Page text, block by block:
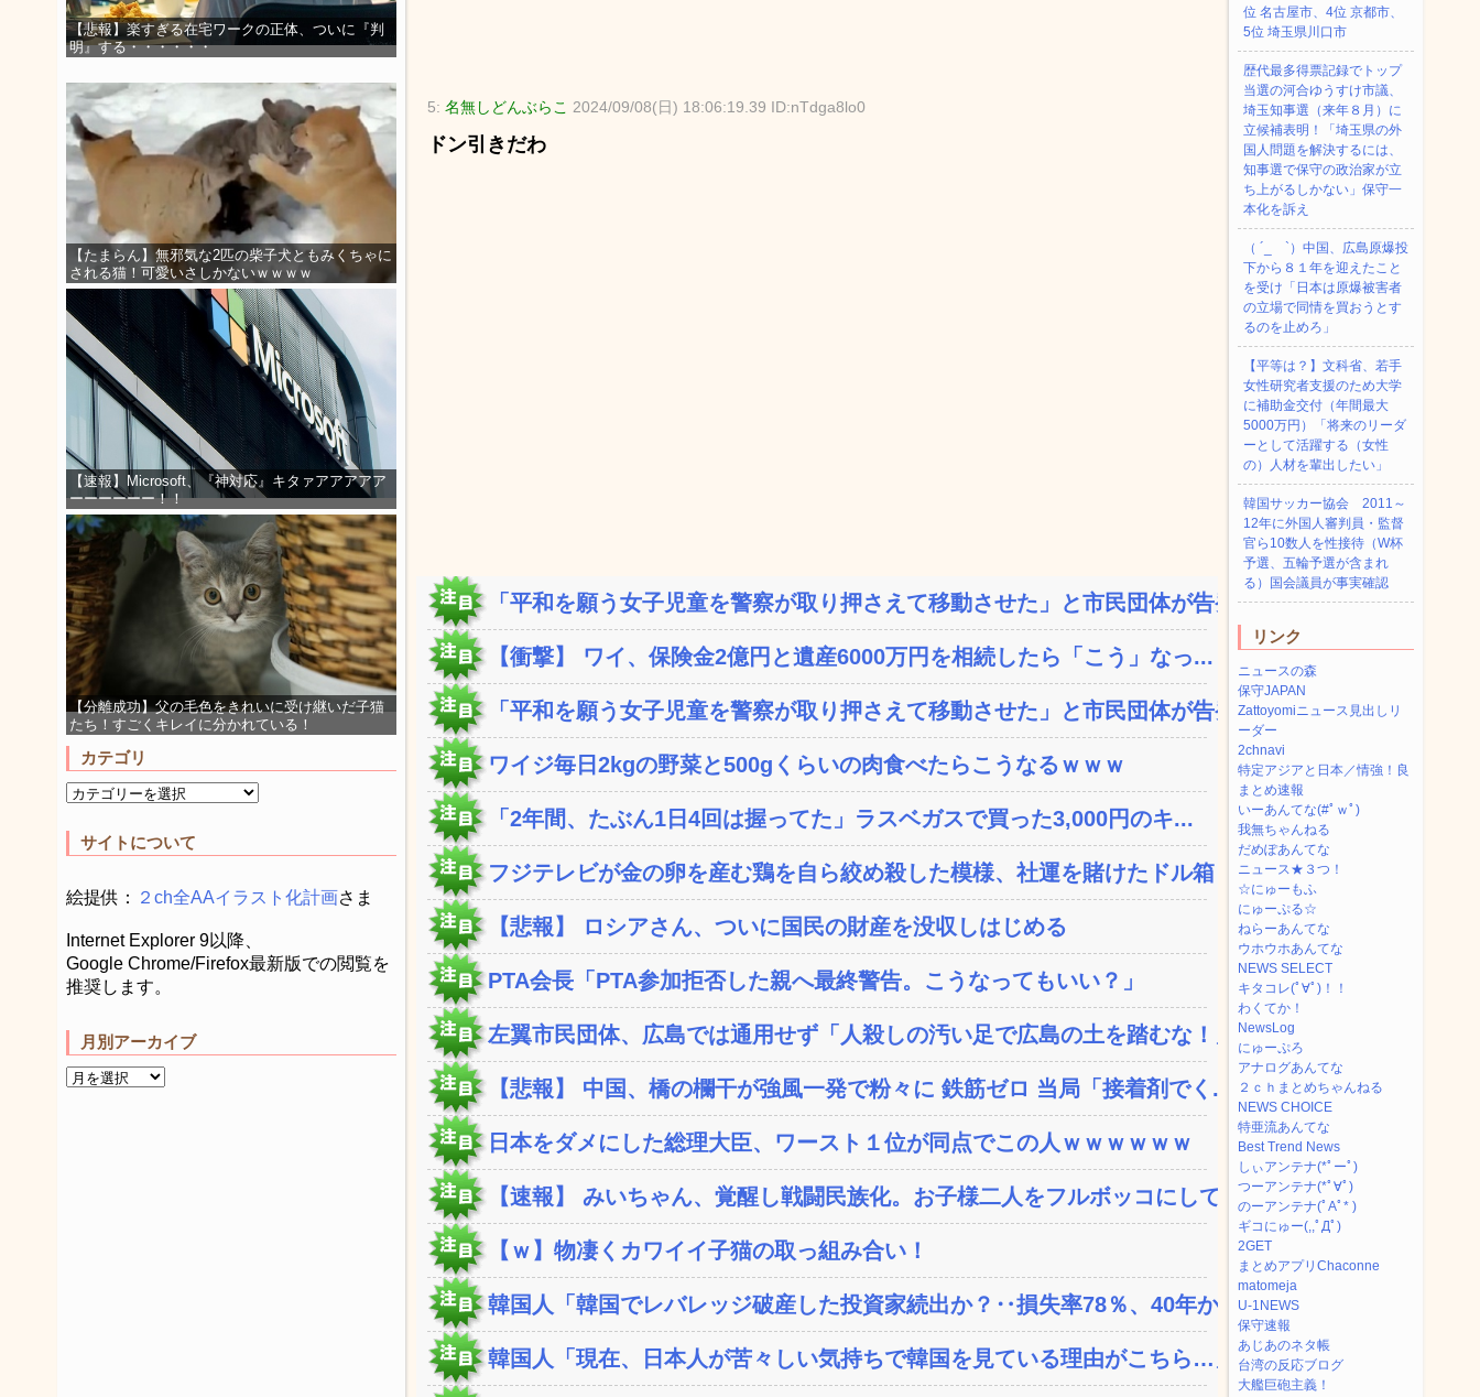
【悲報】楽すぎる在宅ワークの正体、ついに『判
明』する・・・・・・
【たまらん】無邪気な2匹の柴子犬ともみくちゃに
される猫！可愛いさしかないｗｗｗｗ
【速報】Microsoft、『神対応』キタァアアアアア
ーーーーーー！！
【分離成功】父の毛色をきれいに受け継いだ子猫
たち！すごくキレイに分かれている！
カテゴリ
サイトについて
絵提供： ２ch全AAイラスト化計画さま
Internet Explorer 9以降、
Google Chrome/Firefox最新版での閲覧を
推奨します。
月別アーカイブ
5: 名無しどんぶらこ 2024/09/08(日) 18:06:19.39 ID:nTdga8lo0
ドン引きだわ
「平和を願う女子児童を警察が取り押さえて移動させた」と市民団体が告発、...
【衝撃】 ワイ、保険金2億円と遺産6000万円を相続したら「こう」なっ...
「平和を願う女子児童を警察が取り押さえて移動させた」と市民団体が告発、...
ワイジ毎日2kgの野菜と500gくらいの肉食べたらこうなるｗｗｗ
「2年間、たぶん1日4回は握ってた」ラスベガスで買った3,000円のキ...
フジテレビが金の卵を産む鶏を自ら絞め殺した模様、社運を賭けたドル箱コン...
【悲報】 ロシアさん、ついに国民の財産を没収しはじめる
PTA会長「PTA参加拒否した親へ最終警告。こうなってもいい？」
左翼市民団体、広島では通用せず「人殺しの汚い足で広島の土を踏むな！」→...
【悲報】 中国、橋の欄干が強風一発で粉々に 鉄筋ゼロ 当局「接着剤でく...
日本をダメにした総理大臣、ワースト１位が同点でこの人ｗｗｗｗｗｗ
【速報】 みいちゃん、覚醒し戦闘民族化。お子様二人をフルボッコにしてし...
【ｗ】物凄くカワイイ子猫の取っ組み合い！
韓国人「韓国でレバレッジ破産した投資家続出か？‥損失率78％、40年か...
韓国人「現在、日本人が苦々しい気持ちで韓国を見ている理由がこちら…」→...
位 名古屋市、4位 京都市、
5位 埼玉県川口市
歴代最多得票記録でトップ
当選の河合ゆうすけ市議、
埼玉知事選（来年８月）に
立候補表明！「埼玉県の外
国人問題を解決するには、
知事選で保守の政治家が立
ち上がるしかない」保守一
本化を訴え
（ ´_ゝ`）中国、広島原爆投
下から８１年を迎えたこと
を受け「日本は原爆被害者
の立場で同情を買おうとす
るのを止めろ」
【平等は？】文科省、若手
女性研究者支援のため大学
に補助金交付（年間最大
5000万円）「将来のリーダ
ーとして活躍する（女性
の）人材を輩出したい」
韓国サッカー協会 2011～
12年に外国人審判員・監督
官ら10数人を性接待（W杯
予選、五輪予選が含まれ
る）国会議員が事実確認
リンク
ニュースの森
保守JAPAN
Zattoyomiニュース見出しリ
ーダー
2chnavi
特定アジアと日本／情強！良
まとめ速報
いーあんてな(#ﾟｗﾟ)
我無ちゃんねる
だめぽあんてな
ニュース★３つ！
☆にゅーもふ
にゅーぷる☆
ねらーあんてな
ウホウホあんてな
NEWS SELECT
キタコレ(ﾟ∀ﾟ)！！
わくてか！
NewsLog
にゅーぷろ
アナログあんてな
２ｃｈまとめちゃんねる
NEWS CHOICE
特亜流あんてな
Best Trend News
しぃアンテナ(*ﾟーﾟ)
つーアンテナ(*ﾟ∀ﾟ)
のーアンテナ(ﾟAﾟ* )
ギコにゅー(,,ﾟДﾟ)
2GET
まとめアプリChaconne
matomeja
U-1NEWS
保守速報
あじあのネタ帳
台湾の反応ブログ
大艦巨砲主義！